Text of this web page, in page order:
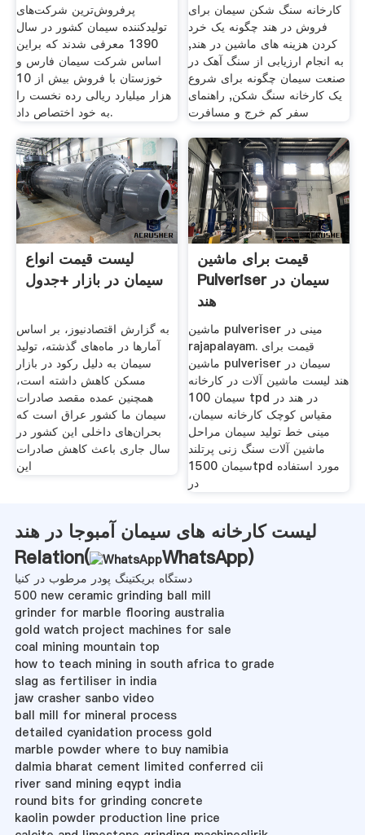
پرفروش‌ترین شرکت‌های
تولیدکننده سیمان کشور در سال
1390 معرفی شدند که براین
اساس شرکت سیمان فارس و
خوزستان با فروش بیش از 10
هزار میلیارد ریالی رده نخست را
به خود اختصاص داد.
کارخانه سنگ شکن سیمان برای
فروش در هند چگونه یک خرد
کردن هزینه های ماشین در هند,
به انجام ارزیابی از سنگ آهک در
صنعت سیمان چگونه برای شروع
یک کارخانه سنگ شکن, راهنمای
سفر کم خرج و مسافرت
لیست قیمت انواع
سیمان در بازار +جدول
به گزارش اقتصادنیوز، بر اساس
آمارها در ماه‌های گذشته، تولید
سیمان به دلیل رکود در بازار
مسکن کاهش داشته است،
همچنین عمده مقصد صادرات
سیمان ما کشور عراق است که
بحران‌های داخلی این کشور در
سال جاری باعث کاهش صادرات
این
قیمت برای ماشین
Pulveriser سیمان در
هند
ماشین pulveriser مینی در
rajapalayam. قیمت برای
ماشین pulveriser سیمان در
هند لیست ماشین آلات در کارخانه
سیمان 100 tpd در هند در
مقیاس کوچک کارخانه سیمان،
مینی خط تولید سیمان مراحل
ماشین آلات سنگ زنی پرتلند
سیمان 1500tpd مورد استفاده
در
لیست کارخانه های سیمان آمبوجا در هند
Relation(
WhatsApp)
دستگاه بریکتینگ پودر مرطوب در کنیا
500 new ceramic grinding ball mill
grinder for marble flooring australia
gold watch project machines for sale
coal mining mountain top
how to teach mining in south africa to grade
slag as fertiliser in india
jaw crasher sanbo video
ball mill for mineral process
detailed cyanidation process gold
marble powder where to buy namibia
dalmia bharat cement limited conferred cii
river sand mining eqypt india
round bits for grinding concrete
kaolin powder production line price